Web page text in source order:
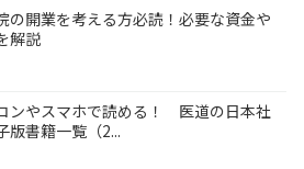
の開業を考える方必読！必要な資金や
解説
ンやスマホで読める！ 医道の日本社
版書籍一覧（2...